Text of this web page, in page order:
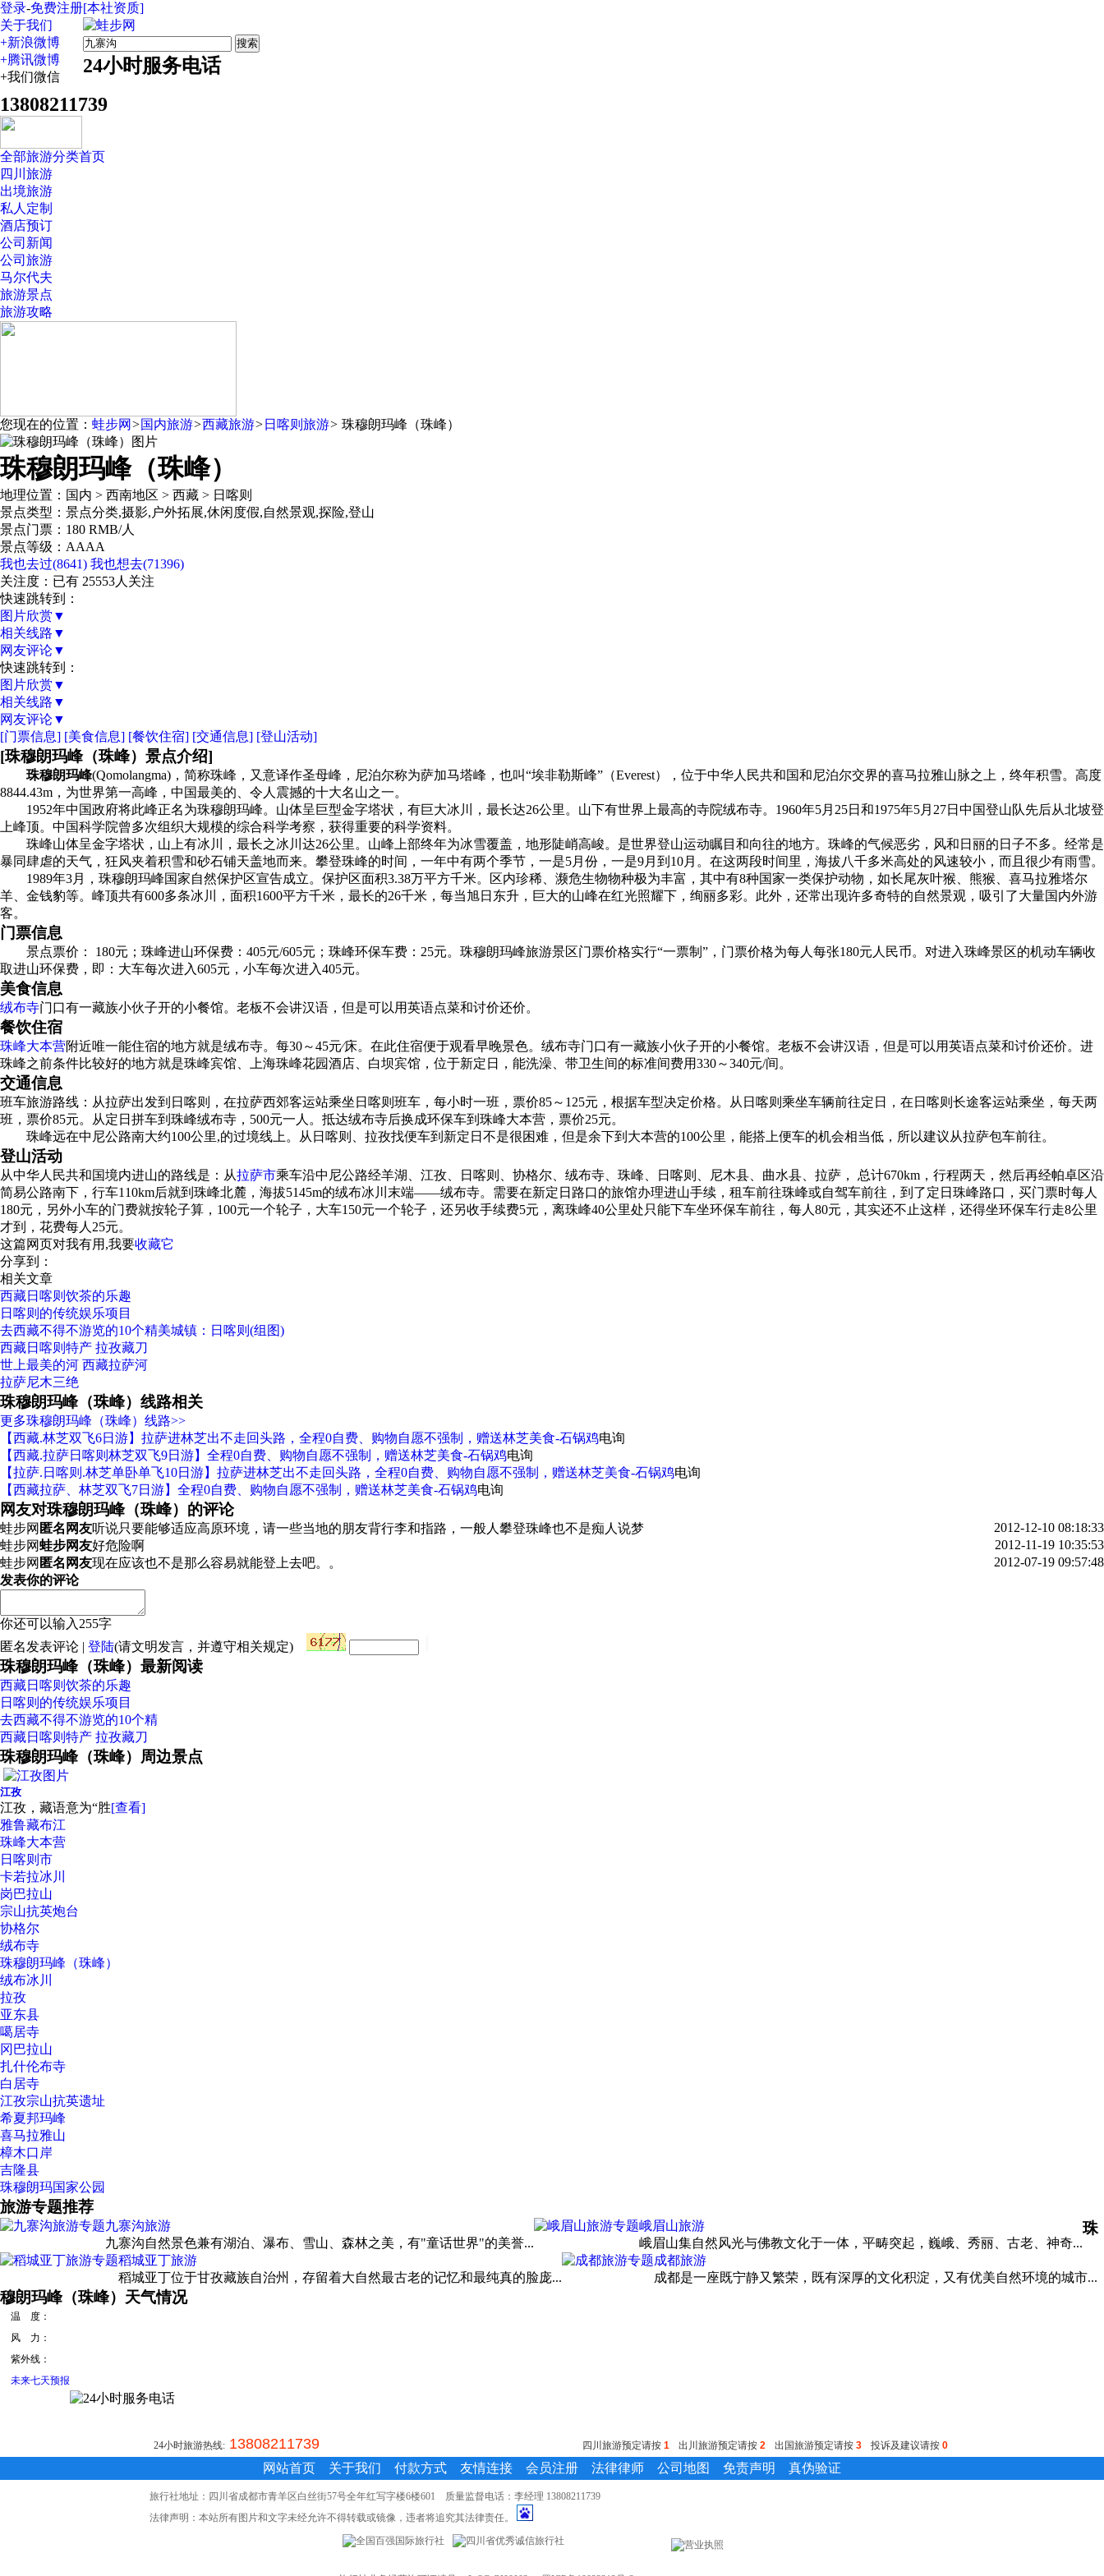
登录-免费注册
关于我们
+新浪微博
+腾讯微博
+我们微信
[本社资质]
搜索
24小时服务电话
13808211739
全部旅游分类首页
四川旅游
出境旅游
私人定制
酒店预订
公司新闻
公司旅游
马尔代夫
旅游景点
旅游攻略
您现在的位置： 蛙步网 >国内旅游>西藏旅游> 日喀则旅游> 珠穆朗玛峰（珠峰）
珠穆朗玛峰（珠峰）
地理位置： 国内 > 西南地区 > 西藏 > 日喀则
景点类型： 景点分类,摄影,户外拓展,休闲度假,自然景观,探险,登山
景点门票： 180 RMB/人
景点等级： AAAA
我也去过(8641) 我也想去(71396)
关注度：已有 25553人关注
快速跳转到：
图片欣赏 ▼
相关线路 ▼
网友评论▼
快速跳转到：
图片欣赏 ▼
相关线路 ▼
网友评论▼
[门票信息] [美食信息] [餐饮住宿] [交通信息] [登山活动]
[珠穆朗玛峰（珠峰）景点介绍]
珠穆朗玛峰(Qomolangma)，简称珠峰，又意译作圣母峰，尼泊尔称为萨加马塔峰，也叫“埃非勒斯峰”（Everest），位于中华人民共和国和尼泊尔交界的喜马拉雅山脉之上，终年积雪。高度
8844.43m，为世界第一高峰，中国最美的、令人震撼的十大名山之一。
1952年中国政府将此峰正名为珠穆朗玛峰。山体呈巨型金字塔状，有巨大冰川，最长达26公里。山下有世界上最高的寺院绒布寺。1960年5月25日和1975年5月27日中国登山队先后从北坡登
上峰顶。中国科学院曾多次组织大规模的综合科学考察，获得重要的科学资料。
珠峰山体呈金字塔状，山上有冰川，最长之冰川达26公里。山峰上部终年为冰雪覆盖，地形陡峭高峻。是世界登山运动瞩目和向往的地方。珠峰的气候恶劣，风和日丽的日子不多。经常是
暴同肆虐的天气，狂风夹着积雪和砂石铺天盖地而来。攀登珠峰的时间，一年中有两个季节，一是5月份，一是9月到10月。在这两段时间里，海拔八千多米高处的风速较小，而且很少有雨雪。
1989年3月，珠穆朗玛峰国家自然保护区宣告成立。保护区面积3.38万平方千米。区内珍稀、濒危生物物种极为丰富，其中有8种国家一类保护动物，如长尾灰叶猴、熊猴、喜马拉雅塔尔
羊、金钱豹等。峰顶共有600多条冰川，面积1600平方千米，最长的26千米，每当旭日东升，巨大的山峰在红光照耀下，绚丽多彩。此外，还常出现许多奇特的自然景观，吸引了大量国内外游
客。
门票信息
景点票价： 180元；珠峰进山环保费：405元/605元；珠峰环保车费：25元。珠穆朗玛峰旅游景区门票价格实行“一票制”，门票价格为每人每张180元人民币。对进入珠峰景区的机动车辆收
取进山环保费，即：大车每次进入605元，小车每次进入405元。
美食信息
绒布寺门口有一藏族小伙子开的小餐馆。老板不会讲汉语，但是可以用英语点菜和讨价还价。
餐饮住宿
珠峰大本营附近唯一能住宿的地方就是绒布寺。每30～45元∕床。在此住宿便于观看早晚景色。绒布寺门口有一藏族小伙子开的小餐馆。老板不会讲汉语，但是可以用英语点菜和讨价还价。进
珠峰之前条件比较好的地方就是珠峰宾馆、上海珠峰花园酒店、白坝宾馆，位于新定日，能洗澡、带卫生间的标准间费用330～340元/间。
交通信息
班车旅游路线：从拉萨出发到日喀则，在拉萨西郊客运站乘坐日喀则班车，每小时一班，票价85～125元，根据车型决定价格。从日喀则乘坐车辆前往定日，在日喀则长途客运站乘坐，每天两
班，票价85元。从定日拼车到珠峰绒布寺，500元一人。抵达绒布寺后换成环保车到珠峰大本营，票价25元。
珠峰远在中尼公路南大约100公里,的过境线上。从日喀则、拉孜找便车到新定日不是很困难，但是余下到大本营的100公里，能搭上便车的机会相当低，所以建议从拉萨包车前往。
登山活动
从中华人民共和国境内进山的路线是：从拉萨市乘车沿中尼公路经羊湖、江孜、日喀则、协格尔、绒布寺、珠峰、日喀则、尼木县、曲水县、拉萨， 总计670km，行程两天，然后再经帕卓区沿
简易公路南下，行车110km后就到珠峰北麓，海拔5145m的绒布冰川末端——绒布寺。需要在新定日路口的旅馆办理进山手续，租车前往珠峰或自驾车前往，到了定日珠峰路口，买门票时每人
180元，另外小车的门费就按轮子算，100元一个轮子，大车150元一个轮子，还另收手续费5元，离珠峰40公里处只能下车坐环保车前往，每人80元，其实还不止这样，还得坐环保车行走8公里
才到，花费每人25元。
这篇网页对我有用,我要收藏它
分享到：
相关文章
西藏日喀则饮茶的乐趣
日喀则的传统娱乐项目
去西藏不得不游览的10个精美城镇：日喀则(组图)
西藏日喀则特产 拉孜藏刀
世上最美的河 西藏拉萨河
拉萨尼木三绝
珠穆朗玛峰（珠峰）线路相关
更多珠穆朗玛峰（珠峰）线路>>
【西藏.林芝双飞6日游】拉萨进林芝出不走回头路，全程0自费、购物自愿不强制，赠送林芝美食-石锅鸡电询
【西藏.拉萨日喀则林芝双飞9日游】全程0自费、购物自愿不强制，赠送林芝美食-石锅鸡电询
【拉萨.日喀则.林芝单卧单飞10日游】拉萨进林芝出不走回头路，全程0自费、购物自愿不强制，赠送林芝美食-石锅鸡电询
【西藏拉萨、林芝双飞7日游】全程0自费、购物自愿不强制，赠送林芝美食-石锅鸡电询
网友对珠穆朗玛峰（珠峰）的评论
蛙步网 匿名网友 2012-12-10 08:18:33
听说只要能够适应高原环境，请一些当地的朋友背行李和指路，一般人攀登珠峰也不是痴人说梦
蛙步网蛙步网友 2012-11-19 10:35:53
好危险啊
蛙步网 匿名网友 2012-07-19 09:57:48
现在应该也不是那么容易就能登上去吧。。
发表你的评论
你还可以输入 255字
匿名发表评论 | 登陆(请文明发言，并遵守相关规定)
珠穆朗玛峰（珠峰）最新阅读
西藏日喀则饮茶的乐趣
日喀则的传统娱乐项目
去西藏不得不游览的10个精
西藏日喀则特产 拉孜藏刀
珠穆朗玛峰（珠峰）周边景点
江孜
江孜，藏语意为“胜[查看]
雅鲁藏布江
珠峰大本营
日喀则市
卡若拉冰川
岗巴拉山
宗山抗英炮台
协格尔
绒布寺
珠穆朗玛峰（珠峰）
绒布冰川
拉孜
亚东县
噶居寺
冈巴拉山
扎什伦布寺
白居寺
江孜宗山抗英遗址
希夏邦玛峰
喜马拉雅山
樟木口岸
吉隆县
珠穆朗玛国家公园
旅游专题推荐
九寨沟旅游
九寨沟自然景色兼有湖泊、瀑布、雪山、森林之美，有"童话世界"的美誉...
峨眉山旅游
峨眉山集自然风光与佛教文化于一体，平畴突起，巍峨、秀丽、古老、神奇...
稻城亚丁旅游
稻城亚丁位于甘孜藏族自治州，存留着大自然最古老的记忆和最纯真的脸庞...
成都旅游
成都是一座既宁静又繁荣，既有深厚的文化积淀，又有优美自然环境的城市...
珠
穆朗玛峰（珠峰）天气情况
温 度：
风 力：
紫外线：
未来七天预报
四川旅游预定请按 1 出川旅游预定请按 2 出国旅游预定请按 3 投诉及建议请按 0
24小时旅游热线: 13808211739
网站首页 关于我们 付款方式 友情连接 会员注册 法律律师 公司地图 免责声明 真伪验证
旅行社地址：四川省成都市青羊区白丝街57号全年红写字楼6楼601 质量监督电话：李经理 13808211739
法律声明：本站所有图片和文字未经允许不得转载或镜像，违者将追究其法律责任。